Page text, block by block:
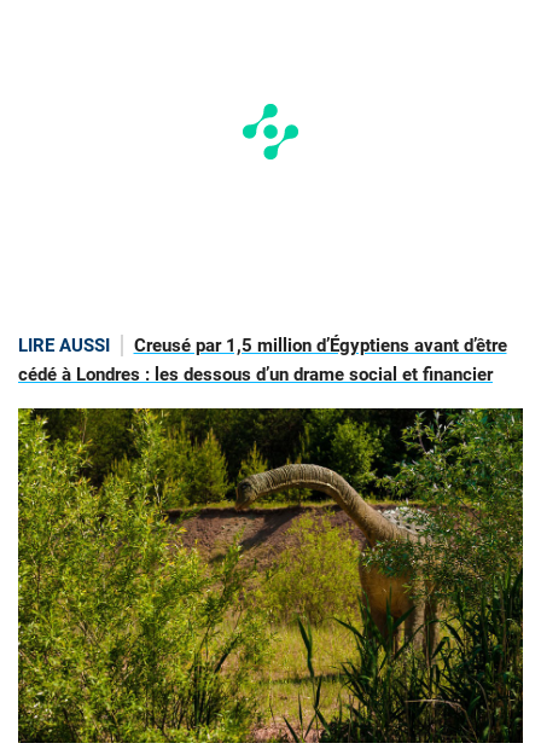
LIRE AUSSI
Creusé par 1,5 million d’Égyptiens avant d’être
cédé à Londres : les dessous d’un drame social et financier